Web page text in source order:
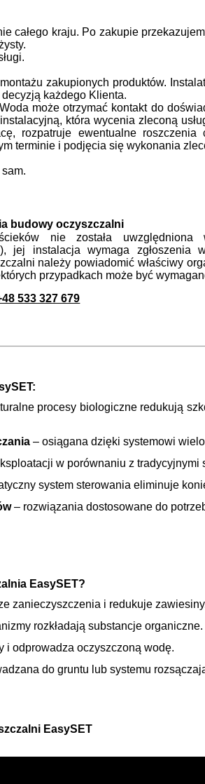
całego kraju. Po zakupie
zakupionych produktów.
każdego Klienta.
może otrzymać kontakt do
która wycenia zleconą
rozpatruje ewentualne
terminie i podjęcia się wykonania
budowy oczyszczalni
nie została
jej instalacja wymaga
należy powiadomić właściwy
przypadkach może być
533 327 679
procesy biologiczne redukują
– osiągana dzięki systemowi
w porównaniu z tradycyjnymi
system sterowania eliminuje
– rozwiązania dostosowane do
EasySET?
zanieczyszczenia i redukuje
rozkładają substancje organiczne.
i odprowadza oczyszczoną wodę.
do gruntu lub systemu
EasySET